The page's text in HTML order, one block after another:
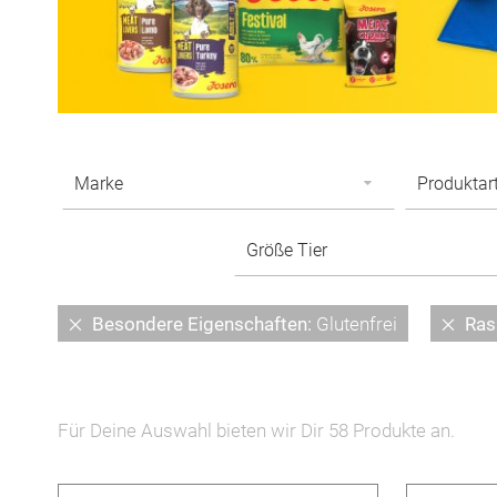
Besondere Eigenschaften Glutenfrei
Diesen
Artikel
Für Deine Auswahl bieten wir Dir 58 Produkte an.